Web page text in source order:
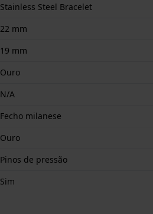
Stainless Steel Bracelet
22 mm
19 mm
Ouro
N/A
Fecho milanese
Ouro
Pinos de pressão
Sim